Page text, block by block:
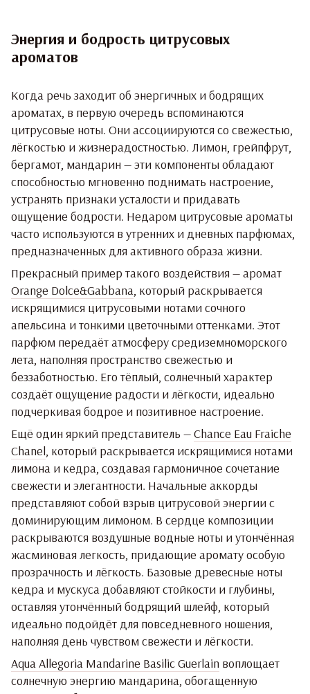
Энергия и бодрость цитрусовых
ароматов
Когда речь заходит об энергичных и бодрящих
ароматах, в первую очередь вспоминаются
цитрусовые ноты. Они ассоциируются со свежестью,
лёгкостью и жизнерадостностью. Лимон, грейпфрут,
бергамот, мандарин — эти компоненты обладают
способностью мгновенно поднимать настроение,
устранять признаки усталости и придавать
ощущение бодрости. Недаром цитрусовые ароматы
часто используются в утренних и дневных парфюмах,
предназначенных для активного образа жизни.
Прекрасный пример такого воздействия — аромат
Orange Dolce&Gabbana , который раскрывается
искрящимися цитрусовыми нотами сочного
апельсина и тонкими цветочными оттенками. Этот
парфюм передаёт атмосферу средиземноморского
лета, наполняя пространство свежестью и
беззаботностью. Его тёплый, солнечный характер
создаёт ощущение радости и лёгкости, идеально
подчеркивая бодрое и позитивное настроение.
Ещё один яркий представитель —Chance Eau Fraiche
Chanel , который раскрывается искрящимися нотами
лимона и кедра, создавая гармоничное сочетание
свежести и элегантности. Начальные аккорды
представляют собой взрыв цитрусовой энергии с
доминирующим лимоном. В сердце композиции
раскрываются воздушные водные ноты и утончённая
жасминовая легкость, придающие аромату особую
прозрачность и лёгкость. Базовые древесные ноты
кедра и мускуса добавляют стойкости и глубины,
оставляя утончённый бодрящий шлейф, который
идеально подойдёт для повседневного ношения,
наполняя день чувством свежести и лёгкости.
Aqua Allegoria Mandarine Basilic Guerlain воплощает
солнечную энергию мандарина, обогащенную